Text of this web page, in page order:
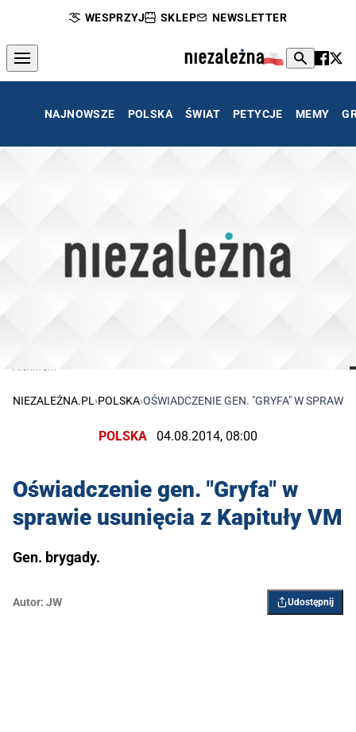
WESPRZYJ SKLEP NEWSLETTER
NAJNOWSZE POLSKA ŚWIAT PETYCJE MEMY
NIEZALEŻNA.PL ›POLSKA›OŚWIADCZENIE GEN. "GRYFA" W
POLSKA 04.08.2014, 08:00
Oświadczenie gen. "Gryfa" w
sprawie usunięcia z Kapituły VM
Gen. brygady.
Autor: JW Udostępnij